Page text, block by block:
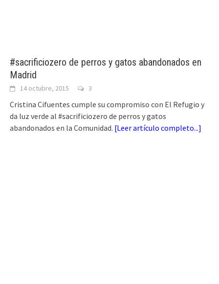
#sacrificiozero de perros y gatos abandonados en
Madrid
14 octubre, 2015 3
Cristina Cifuentes cumple su compromiso con El Refugio y
da luz verde al #sacrificiozero de perros y gatos
abandonados en la Comunidad. [Leer artículo completo...]